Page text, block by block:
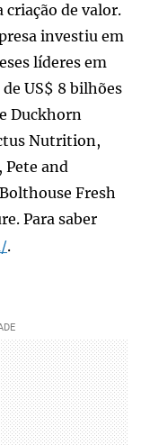
criação de valor.
investiu em
líderes em
US$ 8 bilhões
Duckhorn
Nutrition,
Pete and
Fresh
Para saber
.